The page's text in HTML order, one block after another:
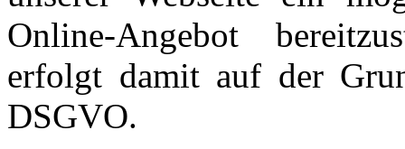
Online-Angebot
erfolgt damit auf der
DSGVO.